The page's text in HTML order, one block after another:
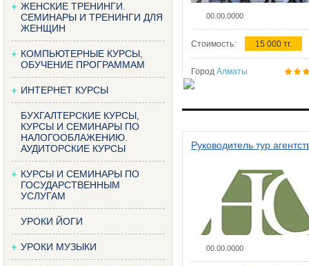
ЖЕНСКИЕ ТРЕНИНГИ.
СЕМИНАРЫ И ТРЕНИНГИ ДЛЯ
ЖЕНЩИН
КОМПЬЮТЕРНЫЕ КУРСЫ,
ОБУЧЕНИЕ ПРОГРАММАМ
ИНТЕРНЕТ КУРСЫ
БУХГАЛТЕРСКИЕ КУРСЫ,
КУРСЫ И СЕМИНАРЫ ПО
НАЛОГООБЛАЖЕНИЮ.
АУДИТОРСКИЕ КУРСЫ
КУРСЫ И СЕМИНАРЫ ПО
ГОСУДАРСТВЕННЫМ
УСЛУГАМ
УРОКИ ЙОГИ
УРОКИ МУЗЫКИ
00.00.0000
Стоимость: 15 000 тг.
Город Алматы
Руководитель тур
00.00.0000